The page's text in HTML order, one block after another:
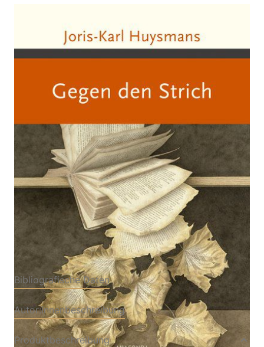
Gegen den Strich
Zur Wunschliste hinzufügen
Joris-Karl Huysmans
Verlag: Anaconda 31.07.2015
Buch 224 Seiten
gebunden
ISBN: 978-3-7306-
0286-7
Leseprobe_Huysmans_Gegen_den_Strich
Bibliografische Daten
Autor:innenbeschreibung
Produktbeschreibung